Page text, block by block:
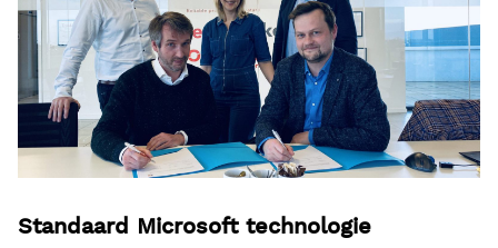
Standaard Microsoft technologie